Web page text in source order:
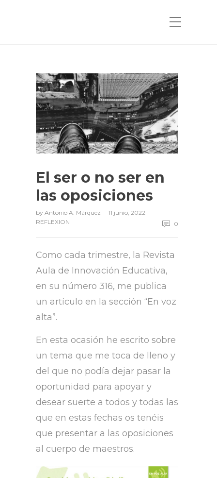
El ser o no ser en
las oposiciones
by Antonio A. Márquez
11 junio, 2022
REFLEXION
0
Como cada trimestre, la Revista
Aula de Innovación Educativa,
en su número 316, me publica
un artículo en la sección “En voz
alta”.
En esta ocasión he escrito sobre
un tema que me toca de lleno y
del que no podía dejar pasar la
oportunidad para apoyar y
desear suerte a todos y todas las
que en estas fechas os tenéis
que presentar a las oposiciones
al cuerpo de maestros.